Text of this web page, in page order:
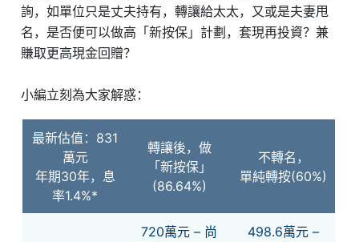
詢，如單位只是丈夫持有，轉讓給太太，又或是夫妻甩
名，是否便可以做高「新按保」計劃，套現再投資？兼
賺取更高現金回贈？
小編立刻為大家解惑：
最新估值：831
萬元
年期30年，息
率1.4%*
轉讓後，做
「新按保」
(86.64%)
不轉名，
單純轉按(60%)
720萬元 – 尚
498.6萬元 –